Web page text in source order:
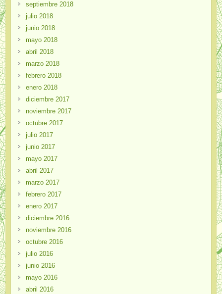
septiembre 2018
julio 2018
junio 2018
mayo 2018
abril 2018
marzo 2018
febrero 2018
enero 2018
diciembre 2017
noviembre 2017
octubre 2017
julio 2017
junio 2017
mayo 2017
abril 2017
marzo 2017
febrero 2017
enero 2017
diciembre 2016
noviembre 2016
octubre 2016
julio 2016
junio 2016
mayo 2016
abril 2016